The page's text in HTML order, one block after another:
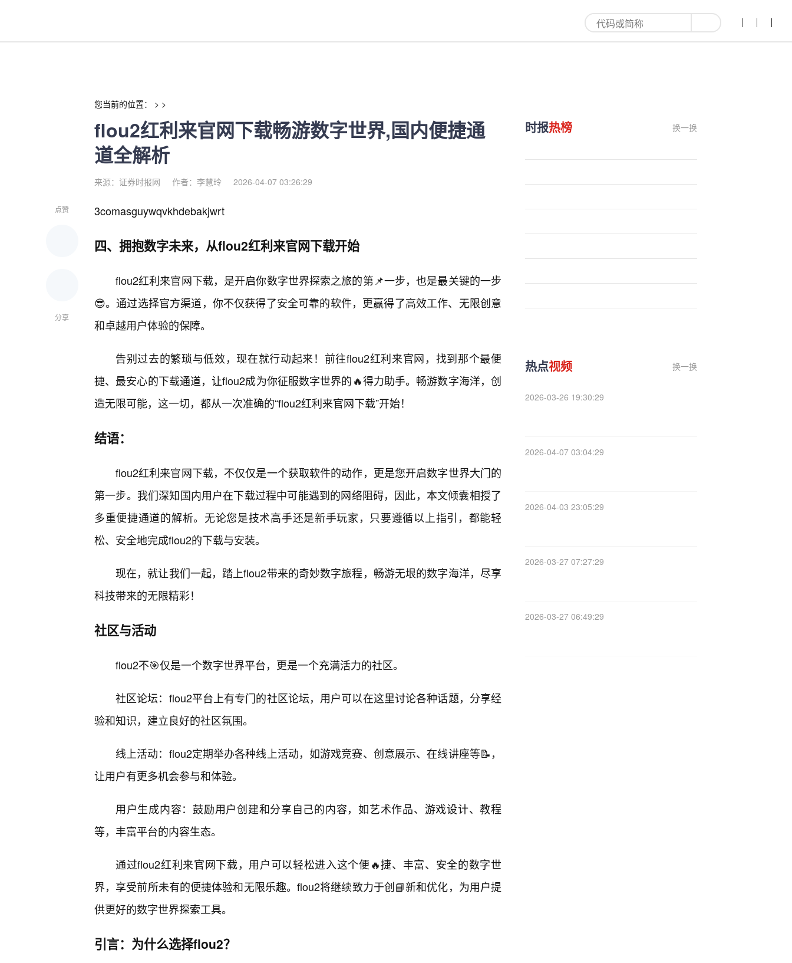
您当前的位置： > >
flou2红利来官网下载畅游数字世界,国内便捷通
道全解析
来源：证券时报网 作者：李慧玲 2026-04-07 03:26:29
点赞
分享
3comasguywqvkhdebakjwrt
四、拥抱数字未来，从flou2红利来官网下载开始
flou2红利来官网下载，是开启你数字世界探索之旅的第📌一步，也是最关键的一步
😎。通过选择官方渠道，你不仅获得了安全可靠的软件，更赢得了高效工作、无限创意
和卓越用户体验的保障。
告别过去的繁琐与低效，现在就行动起来！前往flou2红利来官网，找到那个最便
捷、最安心的下载通道，让flou2成为你征服数字世界的🔥得力助手。畅游数字海洋，创
造无限可能，这一切，都从一次准确的“flou2红利来官网下载”开始！
结语：
flou2红利来官网下载，不仅仅是一个获取软件的动作，更是您开启数字世界大门的
第一步。我们深知国内用户在下载过程中可能遇到的网络阻碍，因此，本文倾囊相授了
多重便捷通道的解析。无论您是技术高手还是新手玩家，只要遵循以上指引，都能轻
松、安全地完成flou2的下载与安装。
现在，就让我们一起，踏上flou2带来的奇妙数字旅程，畅游无垠的数字海洋，尽享
科技带来的无限精彩！
社区与活动
flou2不🎯仅是一个数字世界平台，更是一个充满活力的社区。
社区论坛：flou2平台上有专门的社区论坛，用户可以在这里讨论各种话题，分享经
验和知识，建立良好的社区氛围。
线上活动：flou2定期举办各种线上活动，如游戏竞赛、创意展示、在线讲座等📝，
让用户有更多机会参与和体验。
用户生成内容：鼓励用户创建和分享自己的内容，如艺术作品、游戏设计、教程
等，丰富平台的内容生态。
通过flou2红利来官网下载，用户可以轻松进入这个便🔥捷、丰富、安全的数字世
界，享受前所未有的便捷体验和无限乐趣。flou2将继续致力于创📘新和优化，为用户提
供更好的数字世界探索工具。
引言：为什么选择flou2？
时报热榜 换一换
热点视频 换一换
2026-03-26 19:30:29
2026-04-07 03:04:29
2026-04-03 23:05:29
2026-03-27 07:27:29
2026-03-27 06:49:29